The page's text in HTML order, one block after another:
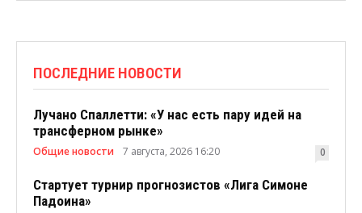
ПОСЛЕДНИЕ НОВОСТИ
Лучано Спаллетти: «У нас есть пару идей на
трансферном рынке»
Общие новости 7 августа, 2026 16:20 0
Стартует турнир прогнозистов «Лига Симоне
Падоина»